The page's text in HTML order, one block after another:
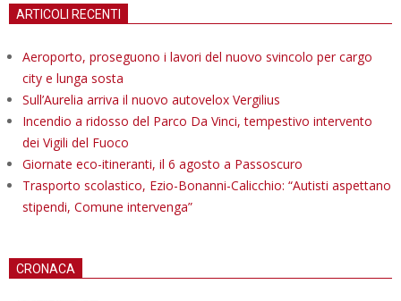
ARTICOLI RECENTI
Aeroporto, proseguono i lavori del nuovo svincolo per cargo
city e lunga sosta
Sull’Aurelia arriva il nuovo autovelox Vergilius
Incendio a ridosso del Parco Da Vinci, tempestivo intervento
dei Vigili del Fuoco
Giornate eco-itineranti, il 6 agosto a Passoscuro
Trasporto scolastico, Ezio-Bonanni-Calicchio: “Autisti aspettano
stipendi, Comune intervenga”
CRONACA